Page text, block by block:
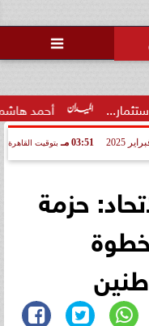

أحمد هاشم: الإعلام
03:51 مـ بتوقيت القاهرة
حزمة
خطوة